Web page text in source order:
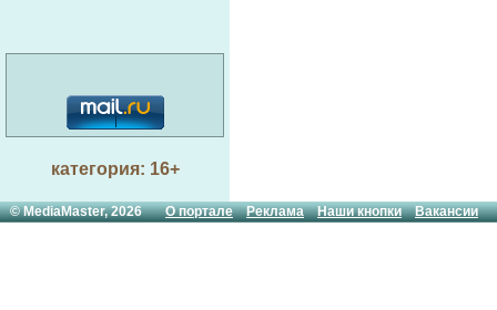
категория: 16+
© MediaMaster, 2026О портале Реклама Наши кнопки Вакансии